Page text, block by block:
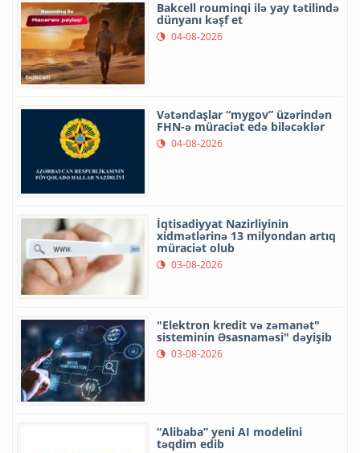
Bakcell rouminqi ilə yay tətilində
dünyanı kəşf et
04-08-2026
Vətəndaşlar “mygov” üzərindən
FHN-ə müraciət edə biləcəklər
04-08-2026
İqtisadiyyat Nazirliyinin
xidmətlərinə 13 milyondan artıq
müraciət olub
03-08-2026
"Elektron kredit və zəmanət"
sisteminin Əsasnaməsi" dəyişib
03-08-2026
“Alibaba” yeni AI modelini
təqdim edib